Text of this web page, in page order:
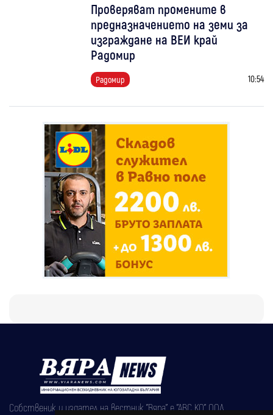
Проверяват промените в
предназначението на земи за
изграждане на ВЕИ край
Радомир
Радомир 10:54
Собственик и издател на вестник "Вяра" е "АВС КО" ООД,